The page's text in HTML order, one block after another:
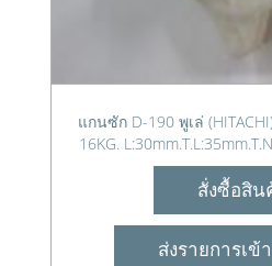
แกนซัก D-190 พูเล่
16KG.
สั่งซื้อสิน
ส่งรายการเข้